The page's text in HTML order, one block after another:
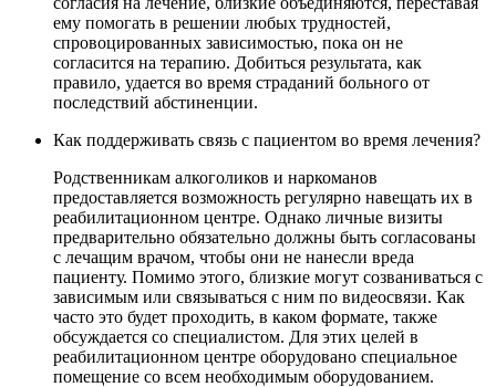
ему помогать в решении любых трудностей,
спровоцированных зависимостью, пока он не
согласится на терапию. Добиться результата, как
правило, удается во время страданий больного от
последствий абстиненции.
Как поддерживать связь с пациентом во время лечения?
Родственникам алкоголиков и наркоманов
предоставляется возможность регулярно навещать их в
реабилитационном центре. Однако личные визиты
предварительно обязательно должны быть согласованы
с лечащим врачом, чтобы они не нанесли вреда
пациенту. Помимо этого, близкие могут созваниваться с
зависимым или связываться с ним по видеосвязи. Как
часто это будет проходить, в каком формате, также
обсуждается со специалистом. Для этих целей в
реабилитационном центре оборудовано специальное
помещение со всем необходимым оборудованием.